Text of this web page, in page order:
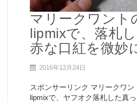
マリークワント
lipmixで、落札
赤な口紅を微妙
2016年12月24日
スポンサーリンク マリークワン
lipmixで、ヤフオク落札した真